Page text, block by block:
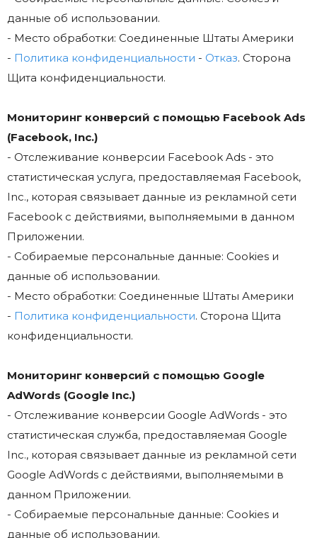
данные об использовании.
- Место обработки: Соединенные Штаты Америки
- Политика конфиденциальности - Отказ. Сторона
Щита конфиденциальности.
Мониторинг конверсий с помощью Facebook Ads
(Facebook, Inc.)
- Отслеживание конверсии Facebook Ads - это
статистическая услуга, предоставляемая Facebook,
Inc., которая связывает данные из рекламной сети
Facebook с действиями, выполняемыми в данном
Приложении.
- Собираемые персональные данные: Cookies и
данные об использовании.
- Место обработки: Соединенные Штаты Америки
- Политика конфиденциальности. Сторона Щита
конфиденциальности.
Мониторинг конверсий с помощью Google
AdWords (Google Inc.)
- Отслеживание конверсии Google AdWords - это
статистическая служба, предоставляемая Google
Inc., которая связывает данные из рекламной сети
Google AdWords с действиями, выполняемыми в
данном Приложении.
- Собираемые персональные данные: Cookies и
данные об использовании.